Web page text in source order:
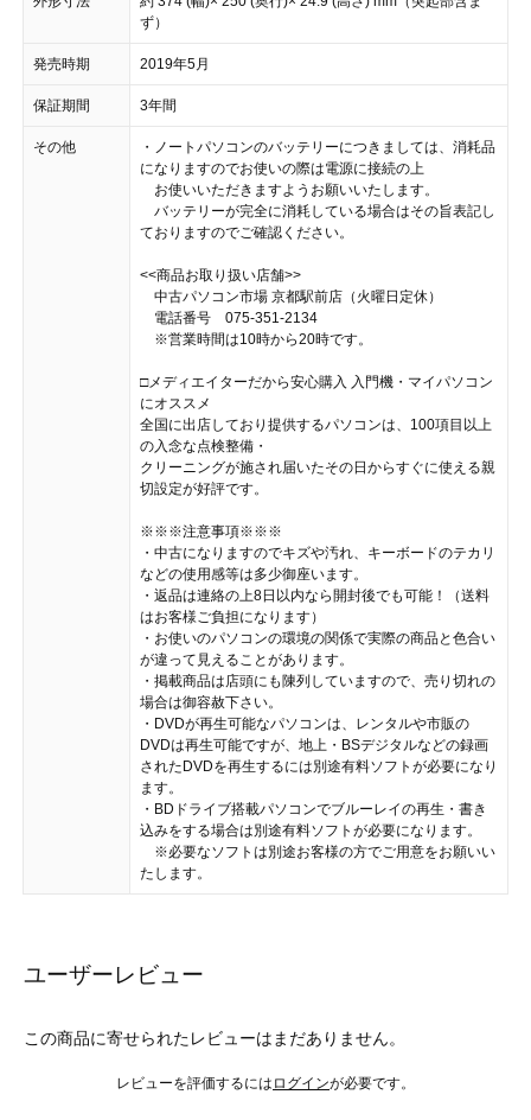
ず）
発売時期 2019年5月
保証期間 3年間
その他
・ノートパソコンのバッテリーにつきましては、消耗品
になりますのでお使いの際は電源に接続の上
お使いいただきますようお願いいたします。
バッテリーが完全に消耗している場合はその旨表記し
ておりますのでご確認ください。
<<商品お取り扱い店舗>>
中古パソコン市場 京都駅前店（火曜日定休）
電話番号 075-351-2134
※営業時間は10時から20時です。
□メディエイターだから安心購入 入門機・マイパソコン
にオススメ
全国に出店しており提供するパソコンは、100項目以上
の入念な点検整備・
クリーニングが施され届いたその日からすぐに使える親
切設定が好評です。
※※※注意事項※※※
・中古になりますのでキズや汚れ、キーボードのテカリ
などの使用感等は多少御座います。
・返品は連絡の上8日以内なら開封後でも可能！（送料
はお客様ご負担になります）
・お使いのパソコンの環境の関係で実際の商品と色合い
が違って見えることがあります。
・掲載商品は店頭にも陳列していますので、売り切れの
場合は御容赦下さい。
・DVDが再生可能なパソコンは、レンタルや市販の
DVDは再生可能ですが、地上・BSデジタルなどの録画
されたDVDを再生するには別途有料ソフトが必要になり
ます。
・BDドライブ搭載パソコンでブルーレイの再生・書き
込みをする場合は別途有料ソフトが必要になります。
※必要なソフトは別途お客様の方でご用意をお願いい
たします。
ユーザーレビュー
この商品に寄せられたレビューはまだありません。
レビューを評価するには ログインが必要です。